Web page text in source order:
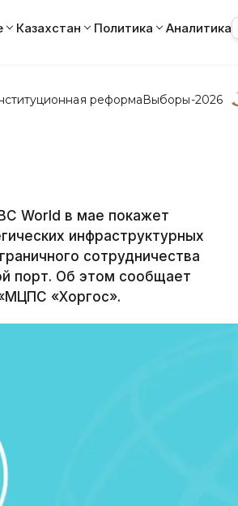
Казахстан Политика Аналитика
реформаВыборы-2026
World в мае покажет
инфраструктурных
сотрудничества
порт. Об этом сообщает
«Хоргос».